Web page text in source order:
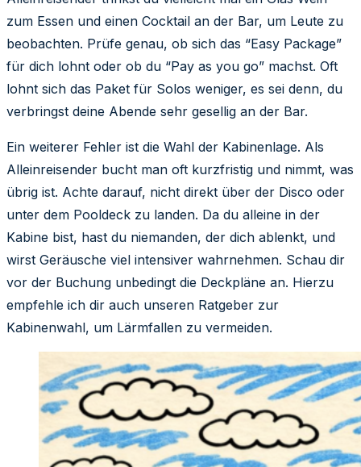
zum Essen und einen Cocktail an der Bar, um Leute zu
beobachten. Prüfe genau, ob sich das “Easy Package”
für dich lohnt oder ob du “Pay as you go” machst. Oft
lohnt sich das Paket für Solos weniger, es sei denn, du
verbringst deine Abende sehr gesellig an der Bar.
Ein weiterer Fehler ist die Wahl der Kabinenlage. Als
Alleinreisender bucht man oft kurzfristig und nimmt, was
übrig ist. Achte darauf, nicht direkt über der Disco oder
unter dem Pooldeck zu landen. Da du alleine in der
Kabine bist, hast du niemanden, der dich ablenkt, und
wirst Geräusche viel intensiver wahrnehmen. Schau dir
vor der Buchung unbedingt die Deckpläne an. Hierzu
empfehle ich dir auch unseren Ratgeber zur
Kabinenwahl, um Lärmfallen zu vermeiden.